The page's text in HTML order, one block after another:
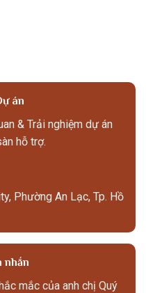
án
& Trải nghiệm dự án
hỗ trợ.
Phường An Lạc, Tp. Hồ
nhắn
mắc của anh chị Quý